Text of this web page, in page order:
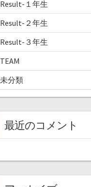
Result-１年生
Result-２年生
Result-３年生
TEAM
未分類
最近のコメント